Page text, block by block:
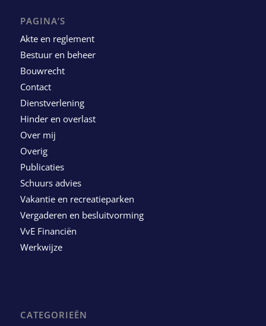
PAGINA’S
Akte en reglement
Bestuur en beheer
Bouwrecht
Contact
Dienstverlening
Hinder en overlast
Over mij
Overig
Publicaties
Schuurs advies
Vakantie en recreatieparken
Vergaderen en besluitvorming
VvE Financiën
Werkwijze
CATEGORIEËN